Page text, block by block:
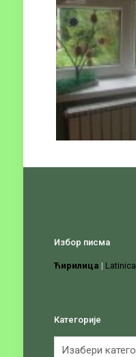
Избор писма
Ћирилица | Latinica
Категорије